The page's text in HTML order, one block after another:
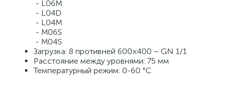
- L06M
- L04D
- L04M
- M06S
- M04S
Загрузка: 8 противней 600×400 – GN 1/1
Расстояние между уровнями: 75 мм
Температурный режим: 0-60 °C